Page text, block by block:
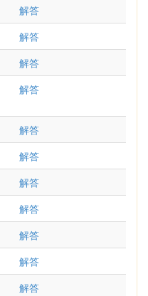
解答
解答
解答
解答
解答
解答
解答
解答
解答
解答
解答